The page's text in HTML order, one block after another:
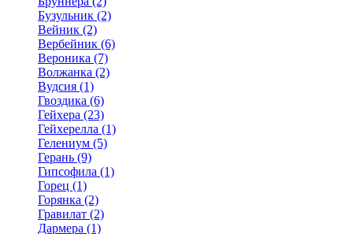
Бузульник (2)
Вейник (2)
Вербейник (6)
Вероника (7)
Волжанка (2)
Вудсия (1)
Гвоздика (6)
Гейхера (23)
Гейхерелла (1)
Гелениум (5)
Герань (9)
Гипсофила (1)
Горец (1)
Горянка (2)
Гравилат (2)
Дармера (1)